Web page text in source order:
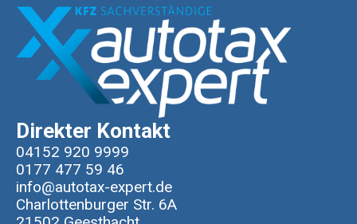
Direkter Kontakt
04152 920 9999
0177 477 59 46
info@autotax-expert.de
Charlottenburger Str. 6A